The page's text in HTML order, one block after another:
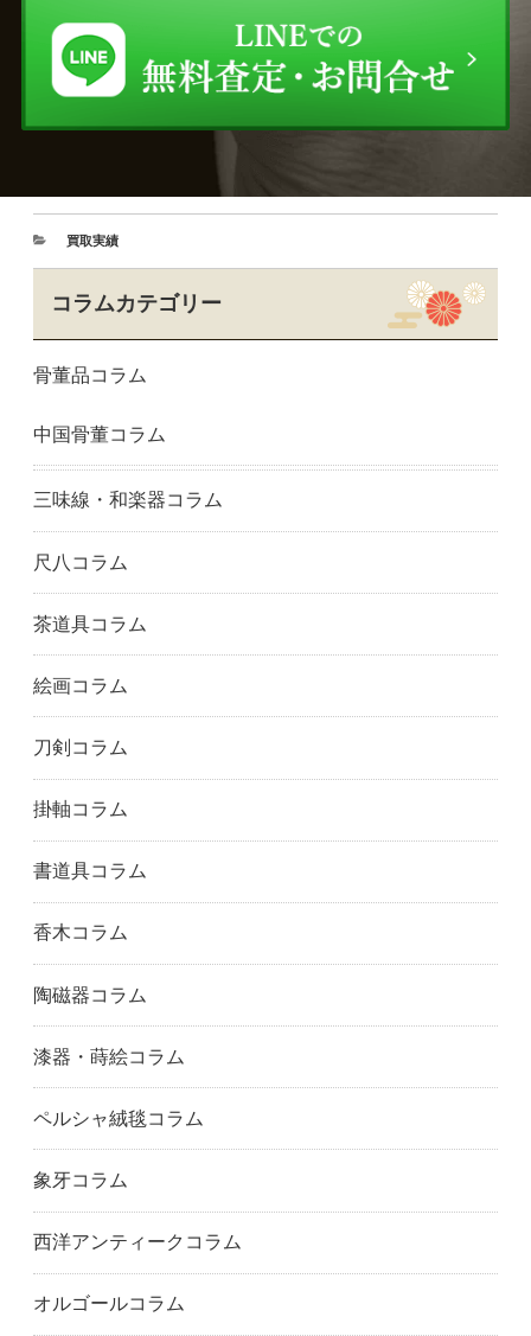
買取実績
コラムカテゴリー
骨董品コラム
中国骨董コラム
三味線・和楽器コラム
尺八コラム
茶道具コラム
絵画コラム
刀剣コラム
掛軸コラム
書道具コラム
香木コラム
陶磁器コラム
漆器・蒔絵コラム
ペルシャ絨毯コラム
象牙コラム
西洋アンティークコラム
オルゴールコラム